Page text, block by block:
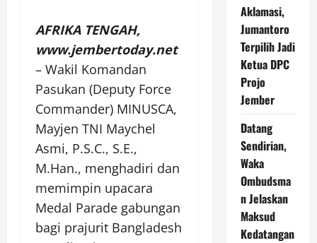
AFRIKA TENGAH,
www.jembertoday.net
– Wakil Komandan
Pasukan (Deputy Force
Commander) MINUSCA,
Mayjen TNI Maychel
Asmi, P.S.C., S.E.,
M.Han., menghadiri dan
memimpin upacara
Medal Parade gabungan
bagi prajurit Bangladesh
Aklamasi,
Jumantoro
Terpilih Jadi
Ketua DPC
Projo
Jember
Datang
Sendirian,
Waka
Ombudsma
n Jelaskan
Maksud
Kedatangan